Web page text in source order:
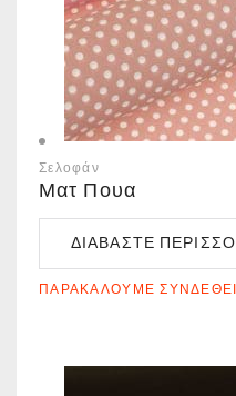
Σελοφάν
Ματ Πουα
ΔΙΑΒΆΣΤΕ
ΠΑΡΑΚΑΛΟΎΜΕ